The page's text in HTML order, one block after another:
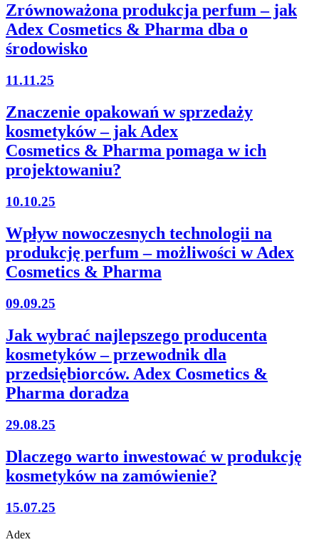
Zrównoważona produkcja perfum – jak
Adex Cosmetics & Pharma dba o
środowisko
11.11.25
Znaczenie opakowań w sprzedaży
kosmetyków – jak Adex
Cosmetics & Pharma pomaga w ich
projektowaniu?
10.10.25
Wpływ nowoczesnych technologii na
produkcję perfum – możliwości w Adex
Cosmetics & Pharma
09.09.25
Jak wybrać najlepszego producenta
kosmetyków – przewodnik dla
przedsiębiorców. Adex Cosmetics &
Pharma doradza
29.08.25
Dlaczego warto inwestować w produkcję
kosmetyków na zamówienie?
15.07.25
Adex